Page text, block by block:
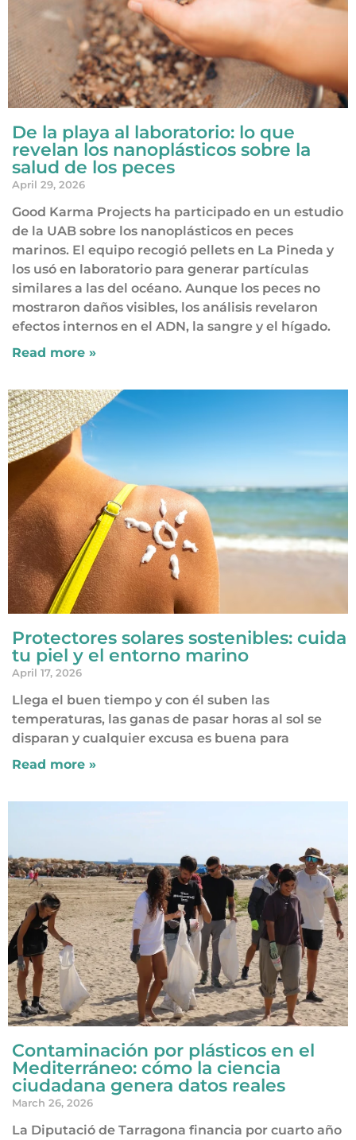
De la playa al laboratorio: lo que
revelan los nanoplásticos sobre la
salud de los peces
April 29, 2026
Good Karma Projects ha participado en un estudio
de la UAB sobre los nanoplásticos en peces
marinos. El equipo recogió pellets en La Pineda y
los usó en laboratorio para generar partículas
similares a las del océano. Aunque los peces no
mostraron daños visibles, los análisis revelaron
efectos internos en el ADN, la sangre y el hígado.
Read more »
Protectores solares sostenibles: cuida
tu piel y el entorno marino
April 17, 2026
Llega el buen tiempo y con él suben las
temperaturas, las ganas de pasar horas al sol se
disparan y cualquier excusa es buena para
Read more »
Contaminación por plásticos en el
Mediterráneo: cómo la ciencia
ciudadana genera datos reales
March 26, 2026
La Diputació de Tarragona financia por cuarto año